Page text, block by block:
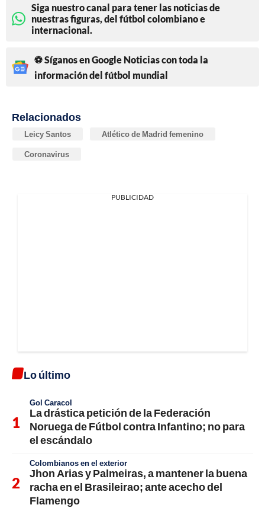
Siga nuestro canal para tener las noticias de
nuestras figuras, del fútbol colombiano e
internacional.
⚽ Síganos en Google Noticias con toda la
información del fútbol mundial
Relacionados
Leicy Santos Atlético de Madrid femenino
Coronavirus
PUBLICIDAD
Lo último
Gol Caracol
La drástica petición de la Federación
Noruega de Fútbol contra Infantino; no para
el escándalo
Colombianos en el exterior
Jhon Arias y Palmeiras, a mantener la buena
racha en el Brasileirao; ante acecho del
Flamengo